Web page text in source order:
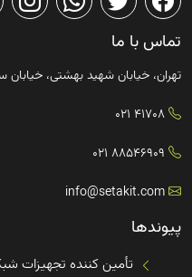
تماس با ما
تهران، خیابان شهید بهشتی، خیابان
41708 021
88546909 021
info@setakit.com
پیوندها
تأمین کننده تجهیزات